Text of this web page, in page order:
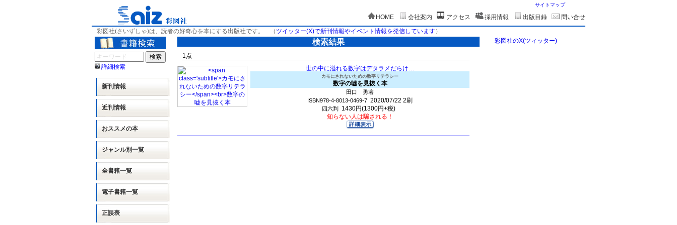
サイトマップ
HOME 会社案内 アクセス 採用情報 出版目録
問い合せ
彩図社(さいずしゃ)は、読者の好奇心を本にする出版社です。
（ ツイッター(X)で新刊情報やイベント情報を発信しています）
詳細検索
新刊情報
近刊情報
おススメの本
ジャンル別一覧
全書籍一覧
電子書籍一覧
正誤表
検索結果
1点
世の中に溢れる数字はデタラメだらけ…
カモにされないための数字リテラシー
数字の嘘を見抜く本
田口 勇著
ISBN978-4-8013-0469-7 2020/07/22 2刷
四六判
1430円(1300円+税)
知らない人は騙される！
彩図社のX(ツィッター)